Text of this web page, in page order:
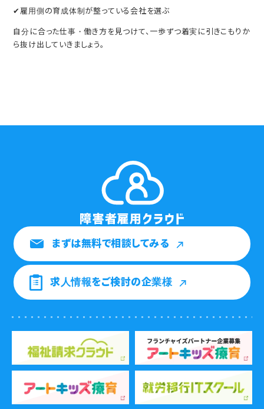
✔雇用側の育成体制が整っている会社を選ぶ
自分に合った仕事・働き方を見つけて、一歩ずつ着実に引きこもりか
ら抜け出していきましょう。
まずは無料で相談してみる
求人情報をご検討の企業様